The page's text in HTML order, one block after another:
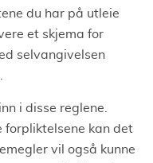
du har på utleie
et skjema for
selvangivelsen
i disse reglene.
forpliktelsene kan det
vil også kunne